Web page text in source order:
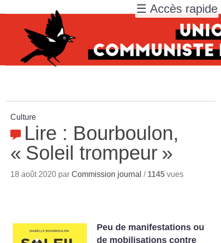
Culture
Lire : Bourboulon,
« Soleil trompeur »
18 août 2020 parCommission journal / 1145 vues
Peu de manifestations ou
de mobilisations contre
☰ Accès rapide